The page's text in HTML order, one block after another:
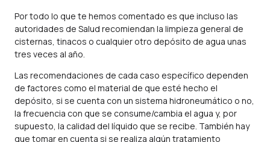
Por todo lo que te hemos comentado es que incluso las
autoridades de Salud recomiendan la limpieza general de
cisternas, tinacos o cualquier otro depósito de agua unas
tres veces al año.
Las recomendaciones de cada caso específico dependen
de factores como el material de que esté hecho el
depósito, si se cuenta con un sistema hidroneumático o no,
la frecuencia con que se consume/cambia el agua y, por
supuesto, la calidad del líquido que se recibe. También hay
que tomar en cuenta si se realiza algún tratamiento